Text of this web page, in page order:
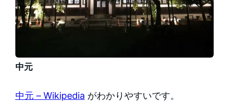
中元
中元 – Wikipedia がわかりやすいです。